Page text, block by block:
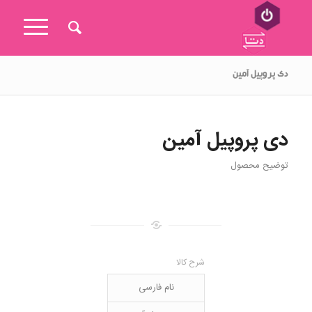
دی پروپیل آمین
دی پروپیل آمین
توضیح محصول
شرح کالا
نام فارسی